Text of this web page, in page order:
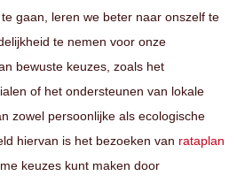
gaan, leren we beter naar onszelf te
te nemen voor onze
bewuste keuzes, zoals het
of het ondersteunen van lokale
zowel persoonlijke als ecologische
hiervan is het bezoeken van rataplan
keuzes kunt maken door